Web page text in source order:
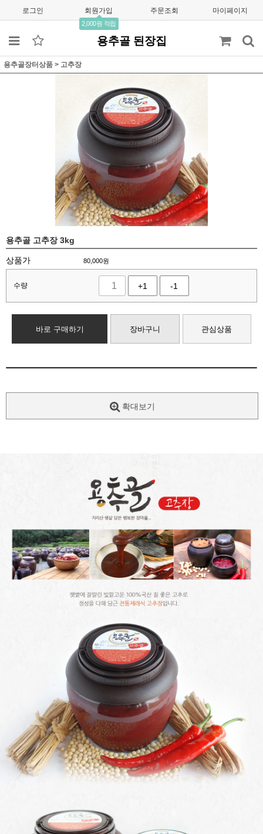
로그인 회원가입
2,000원 적립
주문조회 마이페이지
용추골 된장집
용추골장터상품 > 고추장
용추골 고추장 3kg
상품가 80,000원
수량 +1 -1
바로 구매하기 장바구니 관심상품
확대보기